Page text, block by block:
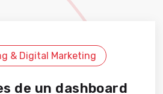
& Digital Marketing
de un dashboard